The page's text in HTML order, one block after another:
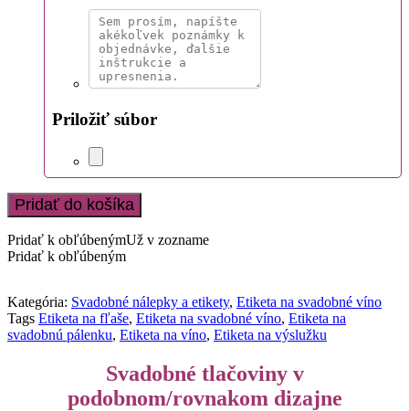
Priložiť súbor
Pridať do košíka
Pridať k obľúbenýmUž v zozname
Pridať k obľúbeným
Kategória: Svadobné nálepky a etikety, Etiketa na svadobné víno
Tags Etiketa na fľaše, Etiketa na svadobné víno, Etiketa na
svadobnú pálenku, Etiketa na víno, Etiketa na výslužku
Svadobné tlačoviny v
podobnom/rovnakom dizajne